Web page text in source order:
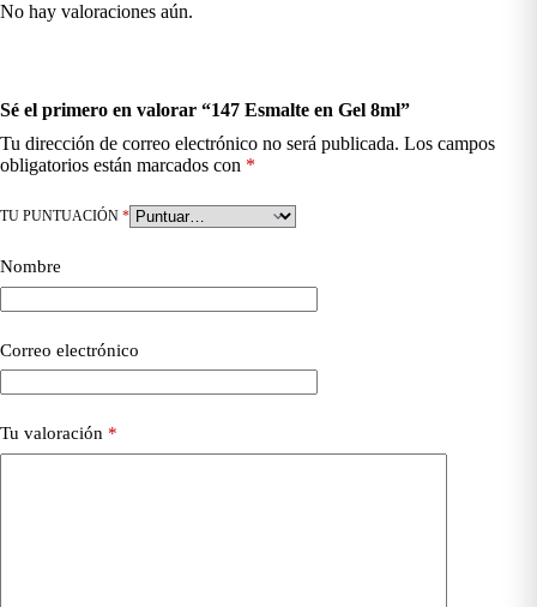
No hay valoraciones aún.
Sé el primero en valorar “147 Esmalte en Gel 8ml”
Tu dirección de correo electrónico no será publicada. Los campos
obligatorios están marcados con *
TU PUNTUACIÓN *
Nombre
Correo electrónico
Tu valoración *